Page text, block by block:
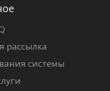
рассылка
системы